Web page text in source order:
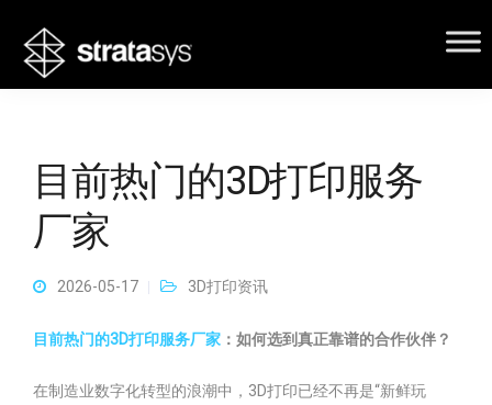
目前热门的3D打印服务
厂家
2026-05-17 3D打印资讯
目前热门的3D打印服务厂家 ：如何选到真正靠谱的合作伙伴？
在制造业数字化转型的浪潮中，3D打印已经不再是“新鲜玩